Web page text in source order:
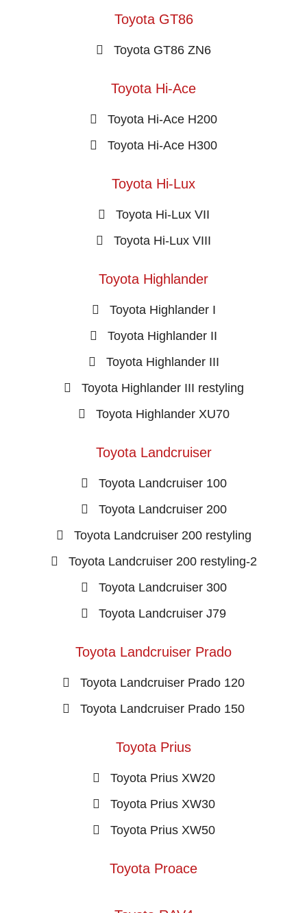
Toyota GT86
Toyota GT86 ZN6
Toyota Hi-Ace
Toyota Hi-Ace H200
Toyota Hi-Ace H300
Toyota Hi-Lux
Toyota Hi-Lux VII
Toyota Hi-Lux VIII
Toyota Highlander
Toyota Highlander I
Toyota Highlander II
Toyota Highlander III
Toyota Highlander III restyling
Toyota Highlander XU70
Toyota Landcruiser
Toyota Landcruiser 100
Toyota Landcruiser 200
Toyota Landcruiser 200 restyling
Toyota Landcruiser 200 restyling-2
Toyota Landcruiser 300
Toyota Landcruiser J79
Toyota Landcruiser Prado
Toyota Landcruiser Prado 120
Toyota Landcruiser Prado 150
Toyota Prius
Toyota Prius XW20
Toyota Prius XW30
Toyota Prius XW50
Toyota Proace